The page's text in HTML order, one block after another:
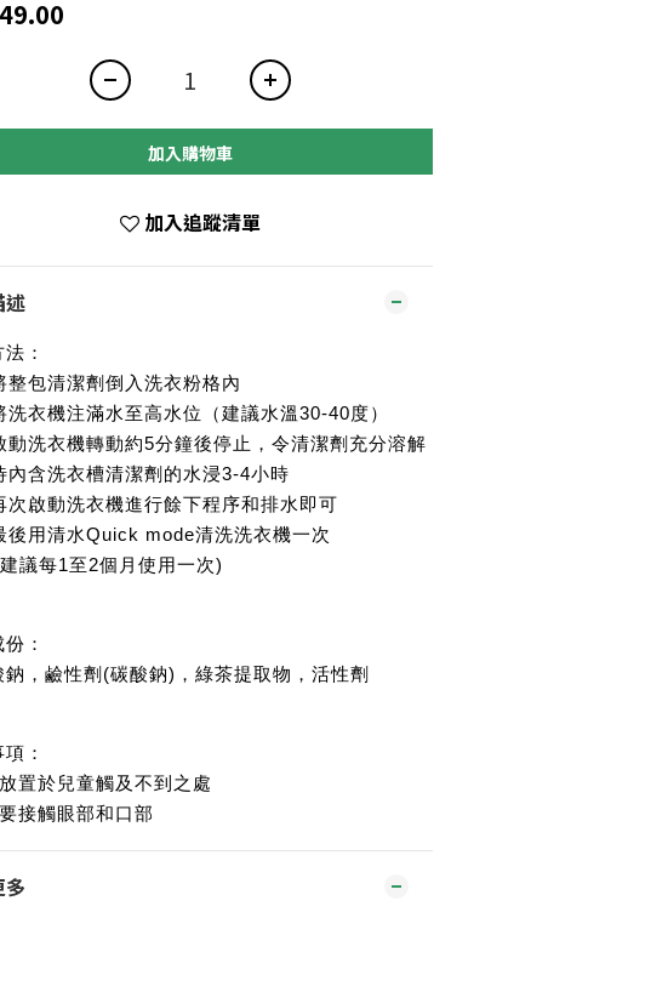
加入購物車
加入追蹤清單
述
：
包清潔劑倒入洗衣粉格內
衣機注滿水至高水位（建議水溫30-40度）
洗衣機轉動約5分鐘後停止，令清潔劑充分溶解
含洗衣槽清潔劑的水浸3-4小時
啟動洗衣機進行餘下程序和排水即可
用清水Quick mode清洗洗衣機一次
議每1至2個月使用一次)
：
鈉，鹼性劑(碳酸鈉)，綠茶提取物，活性劑
：
置於兒童觸及不到之處
接觸眼部和口部
多